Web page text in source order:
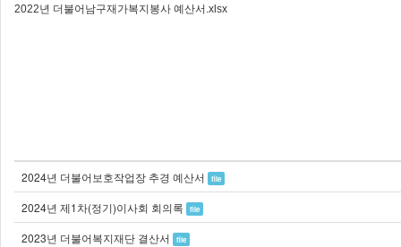
2022년 더불어남구재가복지봉사 예산서.xlsx
2024년 더불어보호작업장 추경 예산서 file
2024년 제1차(정기)이사회 회의록 file
2023년 더불어복지재단 결산서 file